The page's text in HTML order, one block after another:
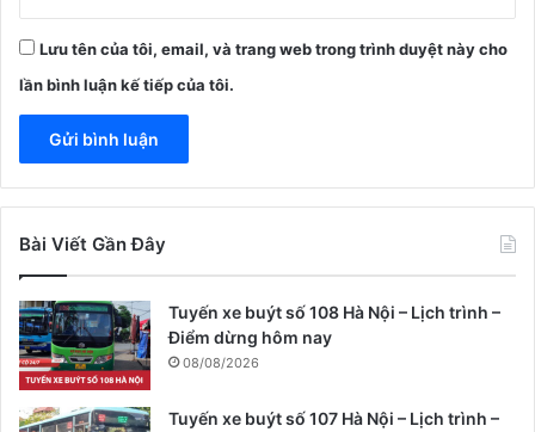
Lưu tên của tôi, email, và trang web trong trình duyệt này cho
lần bình luận kế tiếp của tôi.
Bài Viết Gần Đây
Tuyến xe buýt số 108 Hà Nội – Lịch trình –
Điểm dừng hôm nay
08/08/2026
Tuyến xe buýt số 107 Hà Nội – Lịch trình –